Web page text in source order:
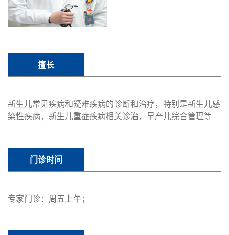
擅长
新生儿常见疾病和疑难疾病的诊断和治疗，特别是新生儿感
染性疾病，新生儿重症疾病相关诊治，早产儿综合管理等
门诊时间
专家门诊：周五上午；